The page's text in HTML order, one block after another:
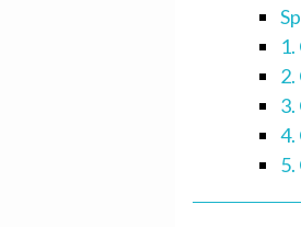
2.
3.
4.
5.